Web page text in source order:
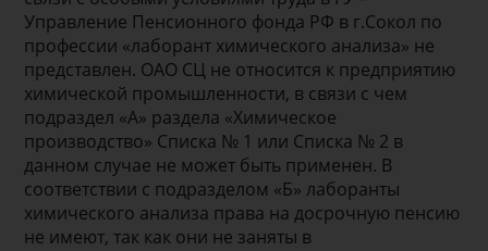
Управление Пенсионного фонда РФ в г.Сокол по
профессии «лаборант химического анализа» не
представлен. ОАО СЦ не относится к предприятию
химической промышленности, в связи с чем
подраздел «А» раздела «Химическое
производство» Списка № 1 или Списка № 2 в
данном случае не может быть применен. В
соответствии с подразделом «Б» лаборанты
химического анализа права на досрочную пенсию
не имеют, так как они не заняты в